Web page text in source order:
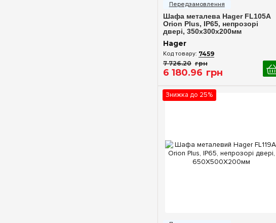
Шафа металева Hager FL105A
Orion Plus, IP65, непрозорі
двері, 350x300x200мм
Hager
7459
7 726.20 грн
6 180.96 грн
Знижка до 25%